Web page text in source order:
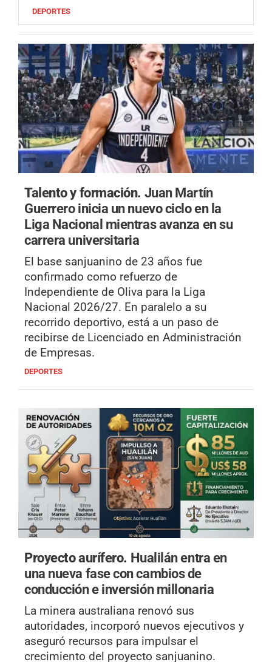
DEPORTES
Talento y formación. Juan Martín
Guerrero inicia un nuevo ciclo en la
Liga Nacional mientras avanza en su
carrera universitaria
El base sanjuanino de 23 años fue
confirmado como refuerzo de
Independiente de Oliva para la Liga
Nacional 2026/27. En paralelo a su
recorrido deportivo, está a un paso de
recibirse de Licenciado en Administración
de Empresas.
DEPORTES
Proyecto aurífero. Hualilán entra en
una nueva fase con cambios de
conducción e inversión millonaria
La minera australiana renovó sus
autoridades, incorporó nuevos ejecutivos y
aseguró recursos para impulsar el
crecimiento del proyecto sanjuanino.